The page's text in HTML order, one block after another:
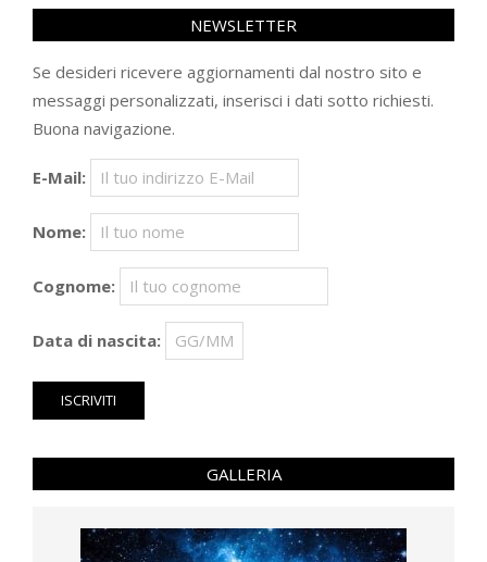
NEWSLETTER
Se desideri ricevere aggiornamenti dal nostro sito e
messaggi personalizzati, inserisci i dati sotto richiesti.
Buona navigazione.
E-Mail:
Nome:
Cognome:
Data di nascita:
GALLERIA